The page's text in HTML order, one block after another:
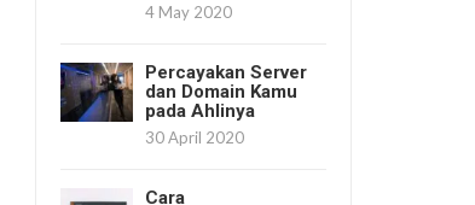
4 May 2020
Percayakan Server
dan Domain Kamu
pada Ahlinya
30 April 2020
Cara